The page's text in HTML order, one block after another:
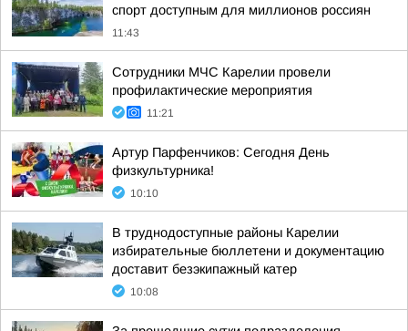
спорт доступным для миллионов россиян
11:43
Сотрудники МЧС Карелии провели
профилактические мероприятия
11:21
Артур Парфенчиков: Сегодня День
физкультурника!
10:10
В труднодоступные районы Карелии
избирательные бюллетени и документацию
доставит безэкипажный катер
10:08